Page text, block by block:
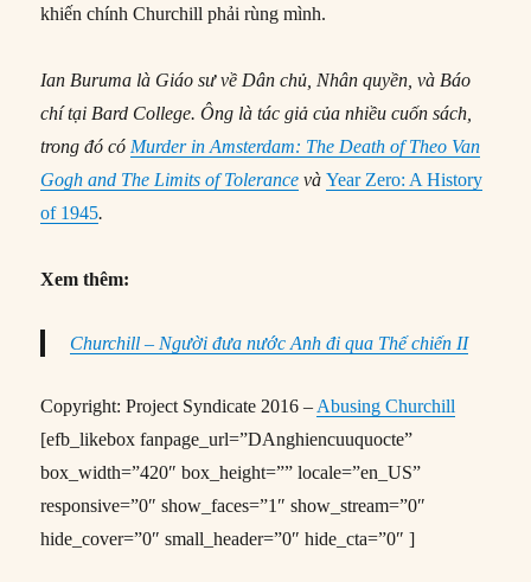
khiến chính Churchill phải rùng mình.
Ian Buruma là Giáo sư về Dân chủ, Nhân quyền, và Báo
chí tại Bard College. Ông là tác giả của nhiều cuốn sách,
trong đó có Murder in Amsterdam: The Death of Theo Van
Gogh and The Limits of Tolerance vàYear Zero: A History
of 1945.
Xem thêm:
Churchill – Người đưa nước Anh đi qua Thế chiến II
Copyright: Project Syndicate 2016 – Abusing Churchill
[efb_likebox fanpage_url=”DAnghiencuuquocte”
box_width=”420″ box_height=”” locale=”en_US”
responsive=”0″ show_faces=”1″ show_stream=”0″
hide_cover=”0″ small_header=”0″ hide_cta=”0″ ]